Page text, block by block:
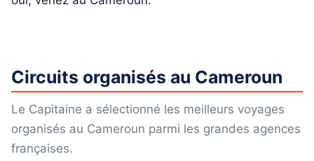
Circuits organisés au Cameroun
Le Capitaine a sélectionné les meilleurs voyages
organisés au Cameroun parmi les grandes agences
françaises.